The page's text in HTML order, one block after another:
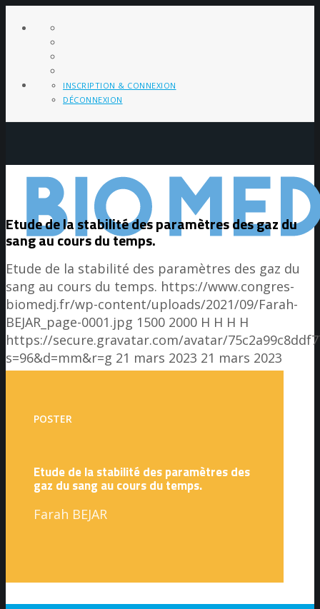
INSCRIPTION & CONNEXION
DÉCONNEXION
Etude de la stabilité des paramètres des gaz du
sang au cours du temps.
Etude de la stabilité des paramètres des gaz du
sang au cours du temps. https://www.congres-
biomedj.fr/wp-content/uploads/2021/09/Farah-
BEJAR_page-0001.jpg 1500 2000 H H H H
https://secure.gravatar.com/avatar/
s=96&d=mm&r=g 21 mars 2023 21 mars 2023
POSTER
Etude de la stabilité des paramètres des
gaz du sang au cours du temps.
Farah BEJAR